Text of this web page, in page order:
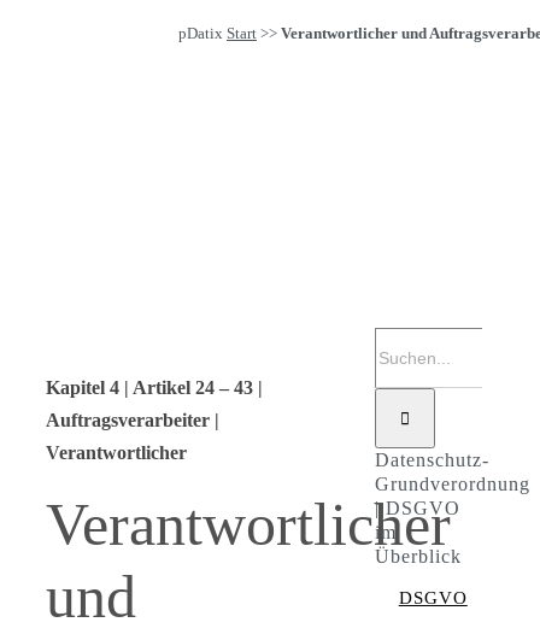
pDatix Start >> Verantwortlicher und
Kapitel 4 | Artikel 24 – 43 |
Auftragsverarbeiter |
Verantwortlicher
Verantwortlicher
und
Datenschutz-
Grundverordnung
| DSGVO
im
Überblick
DSGVO